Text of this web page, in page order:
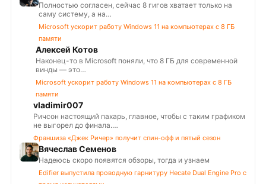
Полностью согласен, сейчас 8 гигов хватает только на
саму систему, а на…
Microsoft ускорит работу Windows 11 на компьютерах с 8 ГБ
памяти
Алексей Котов
Наконец-то в Microsoft поняли, что 8 ГБ для современной
винды — это…
Microsoft ускорит работу Windows 11 на компьютерах с 8 ГБ
памяти
vladimir007
Ричсон настоящий пахарь, главное, чтобы с таким графиком
не выгорел до финала.…
Франшиза «Джек Ричер» получит спин-офф и пятый сезон
Вячеслав Семенов
Надеюсь скоро появятся обзоры, тогда и узнаем
Edifier выпустила проводную гарнитуру Hecate Dual Engine Pro с